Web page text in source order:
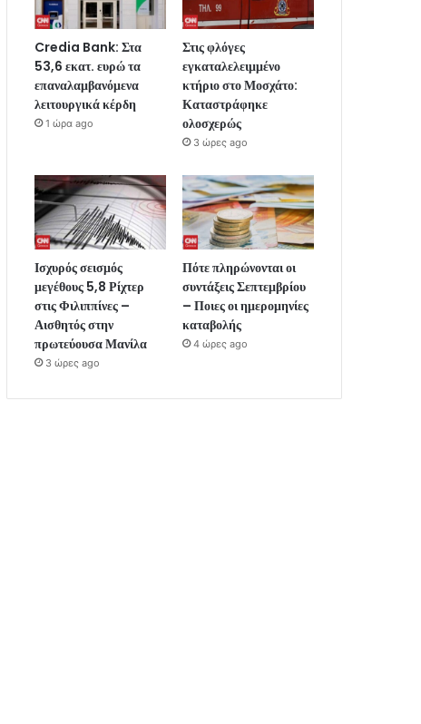
Credia Bank: Στα
53,6 εκατ. ευρώ τα
επαναλαμβανόμενα
λειτουργικά κέρδη
1 ώρα ago
Στις φλόγες
εγκαταλελειμμένο
κτήριο στο Μοσχάτο:
Καταστράφηκε
ολοσχερώς
3 ώρες ago
Ισχυρός σεισμός
μεγέθους 5,8 Ρίχτερ
στις Φιλιππίνες –
Αισθητός στην
πρωτεύουσα Μανίλα
3 ώρες ago
Πότε πληρώνονται οι
συντάξεις Σεπτεμβρίου
– Ποιες οι ημερομηνίες
καταβολής
4 ώρες ago